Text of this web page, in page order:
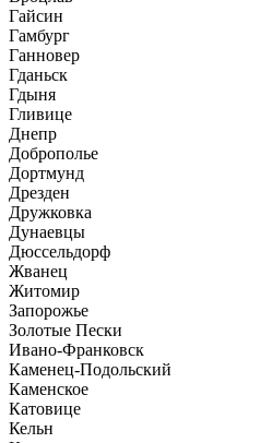
Гайсин
Гамбург
Ганновер
Гданьск
Гдыня
Гливице
Днепр
Доброполье
Дортмунд
Дрезден
Дружковка
Дунаевцы
Дюссельдорф
Жванец
Житомир
Запорожье
Золотые Пески
Ивано-Франковск
Каменец-Подольский
Каменское
Катовице
Кельн